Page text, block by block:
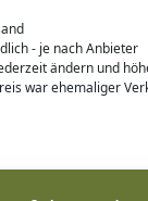
- je nach Anbieter
ändern und
war ehemaliger